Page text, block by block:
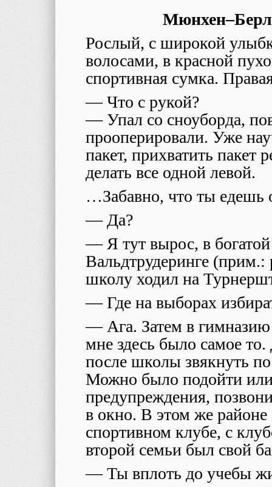
Рослый, с широкой
волосами, в красной
спортивная сумка.
— Что с рукой?
— Упал со сноуборда,
прооперировали. Уже
пакет, прихватить пакет
делать все одной левой.
…Забавно, что ты едешь
— Да?
— Я тут вырос, в богатой
Вальдтрудеринге
школу ходил на
— Где на выборах
— Ага. Затем в гимназию
мне здесь было самое
после школы звякнуть
Можно было подойти или
предупреждения,
в окно. В этом же
спортивном клубе, с
второй семьи был свой
— Ты вплоть до учебы